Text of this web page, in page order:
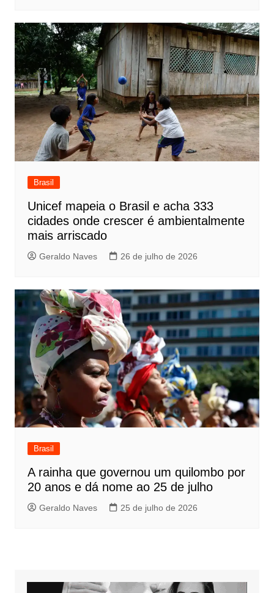
Brasil
Unicef mapeia o Brasil e acha 333
cidades onde crescer é ambientalmente
mais arriscado
Geraldo Naves 26 de julho de 2026
Brasil
A rainha que governou um quilombo por
20 anos e dá nome ao 25 de julho
Geraldo Naves 25 de julho de 2026